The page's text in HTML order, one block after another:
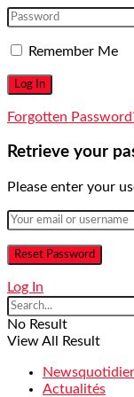
Remember Me
Forgotten
Retrieve your
Please enter your
Log In
No Result
View All Result
Actualités